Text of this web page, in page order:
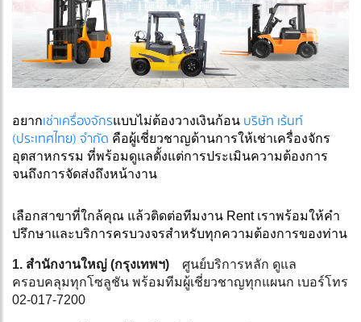
อยากเช่าเครื่องจักรแบบไม่ต้องวางเงินก้อน บริษัท เร้นท์
(ประเทศไทย) จำกัด คือผู้เชี่ยวชาญด้านการให้เช่าเครื่องจักร
อุตสาหกรรม ที่พร้อมดูแลตั้งแต่การประเมินความต้องการ
จนถึงการจัดส่งถึงหน้างาน
เลือกสาขาที่ใกล้คุณ แล้วติดต่อทีมงาน Rent เราพร้อมให้คำ
ปรึกษาและบริการครบวงจรสำหรับทุกความต้องการของท่าน
1. สำนักงานใหญ่ (กรุงเทพฯ) ศูนย์บริการหลัก ดูแล
ครอบคลุมทุกโซลูชัน พร้อมทีมผู้เชี่ยวชาญทุกแผนก เบอร์โทร
02-017-7200